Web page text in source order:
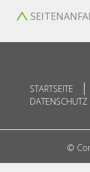
STARTSEITE
DATENSCHUTZ
©